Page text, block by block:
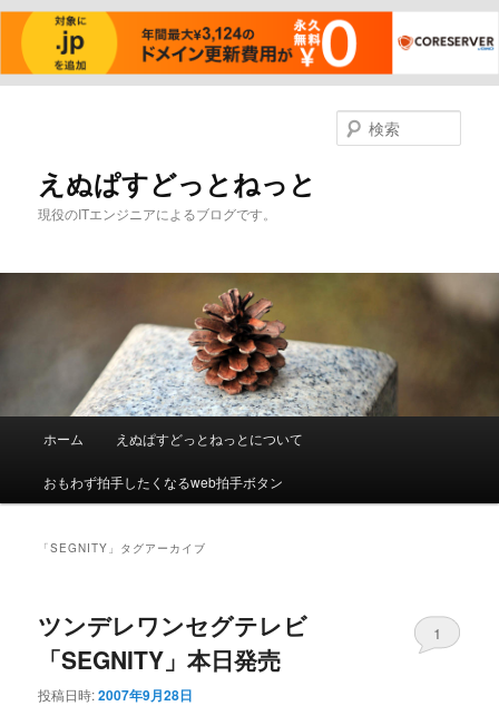
えぬぱすどっとねっと
現役のITエンジニアによるブログです。
索
メ
ホーム えぬぱすどっとねっとについて
おもわず拍手したくなるweb拍手ボタン
「SEGNITY 」タグアーカイブ
ツンデレワンセグテレビ
「SEGNITY」本日発売
投稿日時:2007年9月28日
1